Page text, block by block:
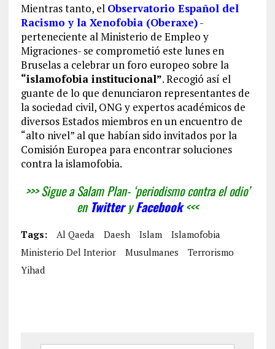
Mientras tanto, el Observatorio Español del
Racismo y la Xenofobia (Oberaxe)-
perteneciente al Ministerio de Empleo y
Migraciones- se comprometió este lunes en
Bruselas a celebrar un foro europeo sobre la
“islamofobia institucional”. Recogió así el
guante de lo que denunciaron representantes de
la sociedad civil, ONG y expertos académicos de
diversos Estados miembros en un encuentro de
“alto nivel” al que habían sido invitados por la
Comisión Europea para encontrar soluciones
contra la islamofobia.
>>> Sigue a Salam Plan- ‘periodismo contra el odio’
en TwitteryFacebook<<<
Tags: Al Qaeda Daesh Islam
Islamofobia
Ministerio Del Interior
Musulmanes
Terrorismo
Yihad